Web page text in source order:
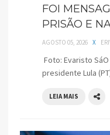
FOI
PRISÃO E
AGOSTO 05, 2026 X
Foto: Evaristo
presidente Lula
LEIA MAIS